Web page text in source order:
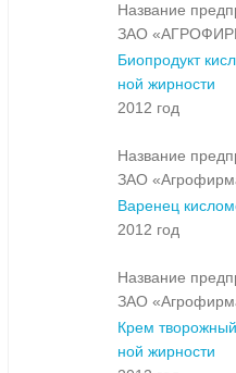
Название
ЗАО
Биопродукт
ной жирности
2012 год
Название
ЗАО
Варенец
2012 год
Название
ЗАО
Крем
ной жирности